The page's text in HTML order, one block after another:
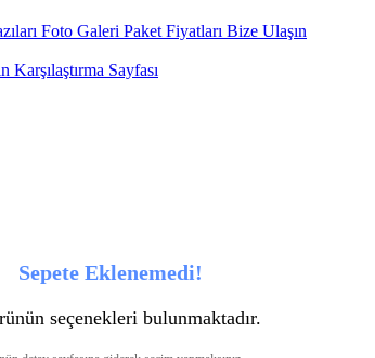
Foto Galeri Paket Fiyatları Bize Ulaşın
Karşılaştırma Sayfası
Sepete Eklenemedi!
seçenekleri bulunmaktadır.